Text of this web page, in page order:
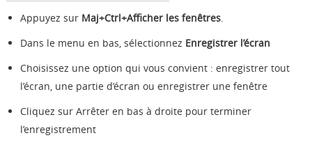
Appuyez sur Maj+Ctrl+Afficher les fenêtres.
Dans le menu en bas, sélectionnez Enregistrer l’écran
Choisissez une option qui vous convient : enregistrer tout
l’écran, une partie d’écran ou enregistrer une fenêtre
Cliquez sur Arrêter en bas à droite pour terminer
l’enregistrement